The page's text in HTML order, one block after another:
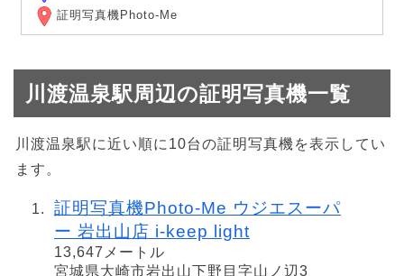
証明写真機Photo-Me
川渡温泉駅周辺の証明写真機一覧
川渡温泉駅に近い順に10台の証明写真機を表示してい
ます。
証明写真機Photo-Me ウジエスーパ
ー 岩出山店 i-keep light
13,647メートル
宮城県大崎市岩出山下野目字山ノ辺3